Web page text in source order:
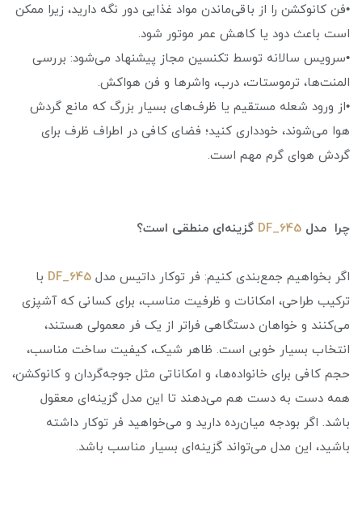
•فن کانوکشن را از باقی‌ماندن مواد غذایی دور نگه دارید، زیرا ممکن
است باعث دود یا کاهش عمر موتور شود.
•سرویس سالانه توسط تکنسین مجاز پیشنهاد می‌شود: بررسی
المنت‌ها، ترموستات، درب، واشرها و فن هواکش.
•از ورود شعله مستقیم یا ظرف‌های بسیار بزرگ که مانع گردش
هوا می‌شوند، خودداری کنید؛ فضای کافی در اطراف ظرف برای
گردش هوای گرم مهم است.
چرا مدل DF_645 گزینه‌ای منطقی است؟
اگر بخواهیم جمع‌بندی کنیم: فر توکار داتیس مدل DF_645 با
ترکیب طراحی، امکانات و ظرفیت مناسب، برای کسانی که آشپزی
می‌کنند و خواهان دستگاهی فراتر از یک فر معمولی هستند،
انتخاب بسیار خوبی است. ظاهر شیک، کیفیت ساخت مناسب،
حجم کافی برای خانواده‌ها، و امکاناتی مثل جوجه‌گردان و کانوکشن،
همه دست به دست هم می‌دهند تا این مدل گزینه‌ای معقول
باشد. اگر بودجه میان‌رده دارید و می‌خواهید فر توکار داشته
باشید، این مدل می‌تواند گزینه‌ای بسیار مناسب باشد.